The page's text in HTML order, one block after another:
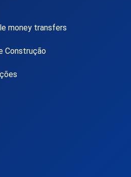
money transfers
Construção